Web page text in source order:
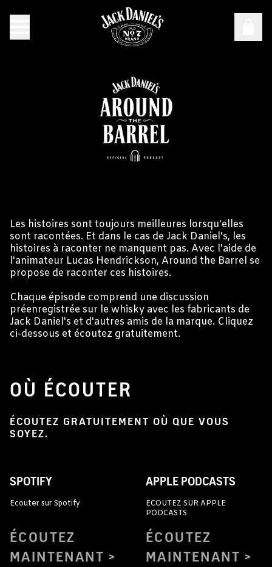
Les histoires sont toujours meilleures lorsqu'elles
sont racontées. Et dans le cas de Jack Daniel's, les
histoires à raconter ne manquent pas. Avec l'aide de
l'animateur Lucas Hendrickson, Around the Barrel se
propose de raconter ces histoires.
Chaque épisode comprend une discussion
préenregistrée sur le whisky avec les fabricants de
Jack Daniel's et d'autres amis de la marque. Cliquez
ci-dessous et écoutez gratuitement.
OÙ ÉCOUTER
ÉCOUTEZ GRATUITEMENT OÙ QUE VOUS
SOYEZ.
SPOTIFY
Écouter sur Spotify
ÉCOUTEZ
MAINTENANT
APPLE PODCASTS
ÉCOUTEZ SUR APPLE
PODCASTS
ÉCOUTEZ
MAINTENANT